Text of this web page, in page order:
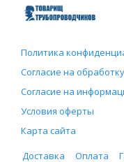
Политика
Согласие на
Согласие на
Условия оферты
Карта сайта
Доставка
Оплата